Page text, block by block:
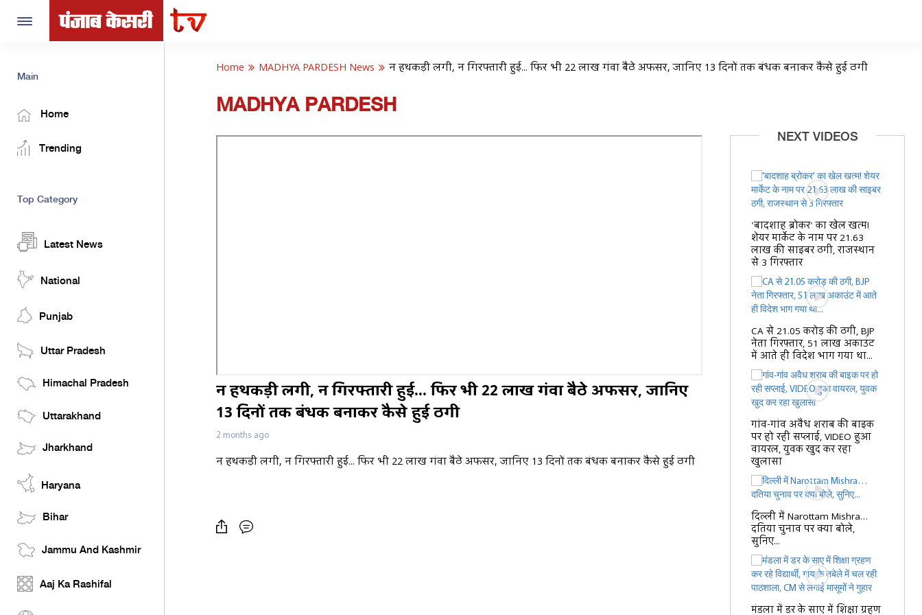
Toggle
Main
Home
Trending
Top Category
Latest News
National
Punjab
Uttar Pradesh
Himachal Pradesh
Uttarakhand
Jharkhand
Haryana
Bihar
Jammu And Kashmir
Aaj Ka Rashifal
Home MADHYA PARDESH News न हथकड़ी लगी, न गिरफ्तारी हुई... फिर भी 22 लाख गंवा बैठे अफसर, जानिए 13 दिनों तक बंधक बनाकर कैसे हुई ठगी
MADHYA PARDESH
न हथकड़ी लगी, न गिरफ्तारी हुई... फिर भी 22 लाख गंवा बैठे अफसर, जानिए
13 दिनों तक बंधक बनाकर कैसे हुई ठगी
2 months ago
न हथकड़ी लगी, न गिरफ्तारी हुई... फिर भी 22 लाख गंवा बैठे अफसर, जानिए 13 दिनों तक बंधक बनाकर कैसे हुई ठगी
NEXT VIDEOS
'बादशाह ब्रोकर' का खेल खत्म!
शेयर मार्केट के नाम पर 21.63
लाख की साइबर ठगी, राजस्थान
से 3 गिरफ्तार
CA से 21.05 करोड़ की ठगी, BJP
नेता गिरफ्तार, 51 लाख अकाउंट
में आते ही विदेश भाग गया था...
गांव-गांव अवैध शराब की बाइक
पर हो रही सप्लाई, VIDEO हुआ
वायरल, युवक खुद कर रहा
खुलासा
दिल्ली में Narottam Mishra…
दतिया चुनाव पर क्या बोले,
सुनिए...
मंडला में डर के साए में शिक्षा ग्रहण